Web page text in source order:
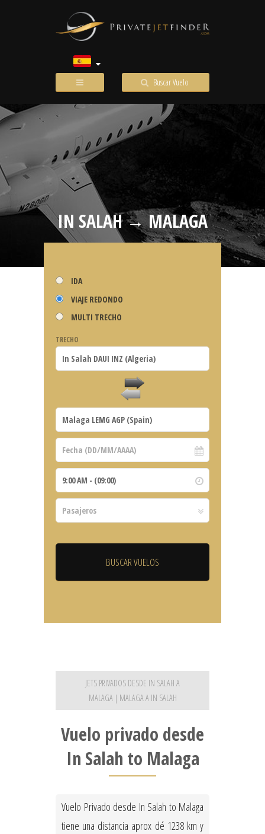
Buscar Vuelo
IN SALAH → MALAGA
IDA
VIAJE REDONDO
MULTI TRECHO
TRECHO
JETS PRIVADOS DESDE IN SALAH A
MALAGA | MALAGA A IN SALAH
Vuelo privado desde
In Salah to Malaga
Vuelo Privado desde In Salah to Malaga
tiene una distancia aprox dé 1238 km y